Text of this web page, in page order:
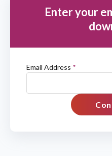
Enter your
Email Address *